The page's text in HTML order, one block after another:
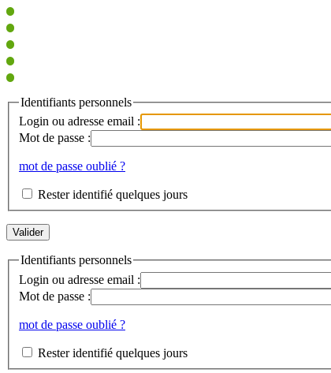
Identifiants personnels
Login ou adresse email :
Mot de passe :
mot de passe oublié ?
Rester identifié quelques jours
Identifiants personnels
Login ou adresse email :
Mot de passe :
mot de passe oublié ?
Rester identifié quelques jours